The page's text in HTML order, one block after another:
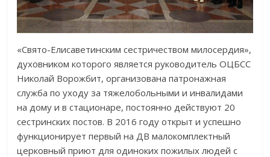
«Свято-Елисаветинским сестричеством милосердия»,
духовником которого является руководитель ОЦБСС
Николай Ворожбит, организована патронажная
служба по уходу за тяжелобольными и инвалидами
на дому и в стационаре, постоянно действуют 20
сестринских постов. В 2016 году открыт и успешно
функционирует первый на ДВ малокомплектный
церковный приют для одиноких пожилых людей с